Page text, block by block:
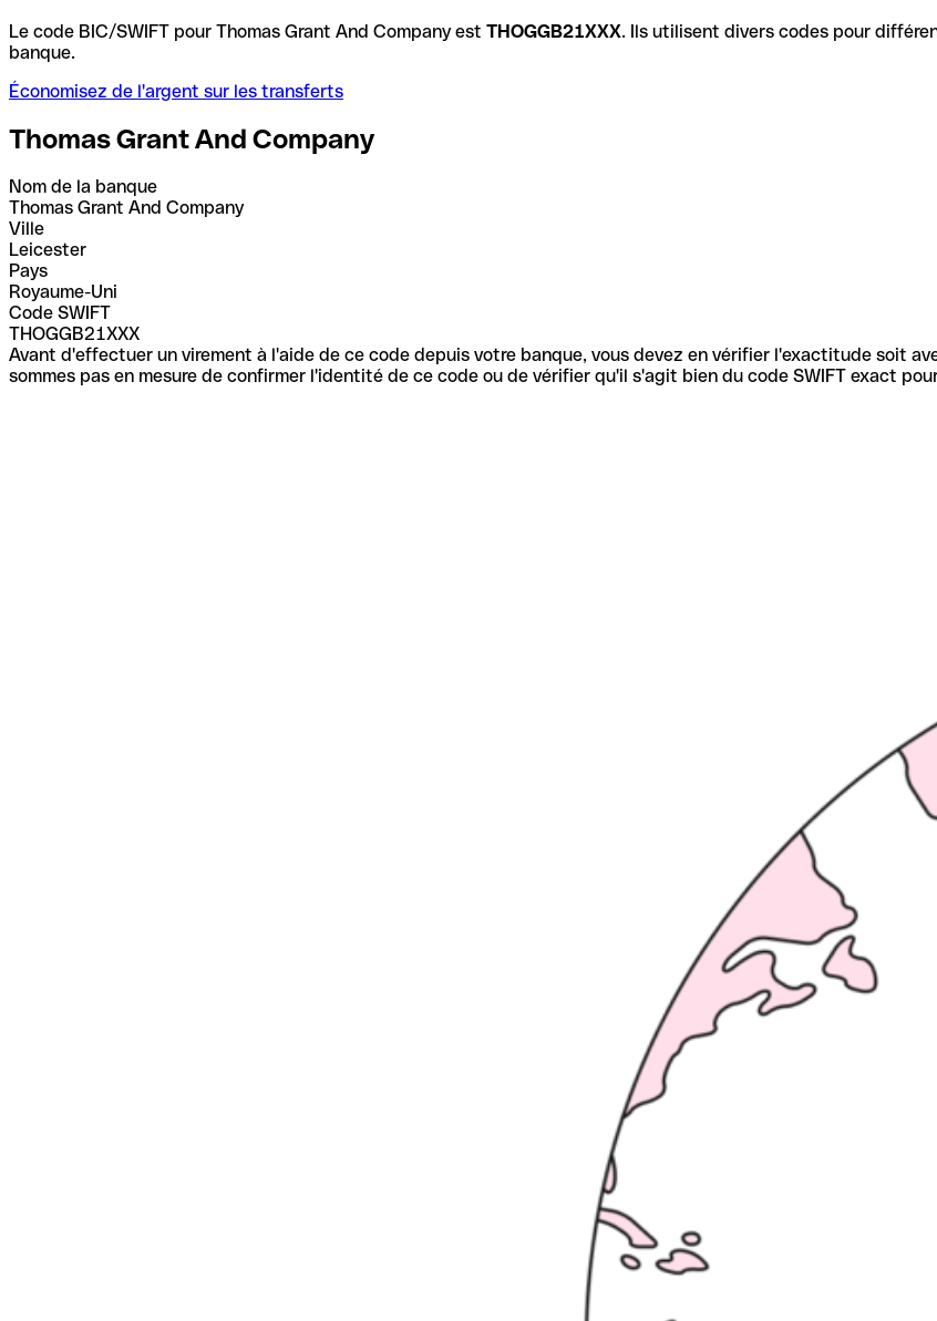
Le code BIC/SWIFT pour Thomas Grant And Company est THOGGB21XXX. Ils utilisent divers codes pour
banque.
Économisez de l'argent sur les transferts
Thomas Grant And Company
Nom de la banque
Thomas Grant And Company
Ville
Leicester
Pays
Royaume-Uni
Code SWIFT
THOGGB21XXX
Avant d'effectuer un virement à l'aide de ce code depuis votre banque, vous devez en vérifier l'exactitude soit
sommes pas en mesure de confirmer l'identité de ce code ou de vérifier qu'il s'agit bien du code SWIFT exact